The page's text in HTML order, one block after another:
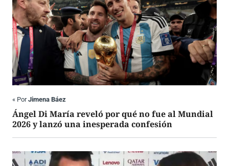
« PorJimena Báez
Ángel Di María reveló por qué no fue al Mundial
2026 y lanzó una inesperada confesión